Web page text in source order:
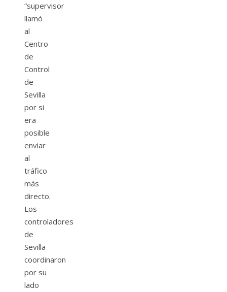
“supervisor
llamó
al
Centro
de
Control
de
Sevilla
por si
era
posible
enviar
al
tráfico
más
directo.
Los
controladores
de
Sevilla
coordinaron
por su
lado